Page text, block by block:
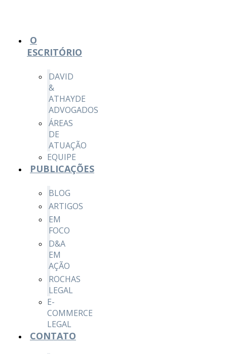
O
ESCRITÓRIO
DAVID
&
ATHAYDE
ADVOGADOS
ÁREAS
DE
ATUAÇÃO
EQUIPE
PUBLICAÇÕES
BLOG
ARTIGOS
EM
FOCO
D&A
EM
AÇÃO
ROCHAS
LEGAL
E-
COMMERCE
LEGAL
CONTATO